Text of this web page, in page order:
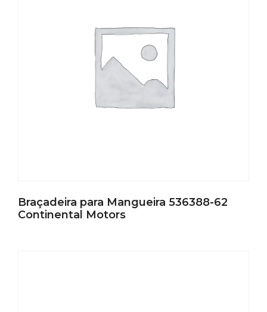
Braçadeira para Mangueira 536388-62
Continental Motors